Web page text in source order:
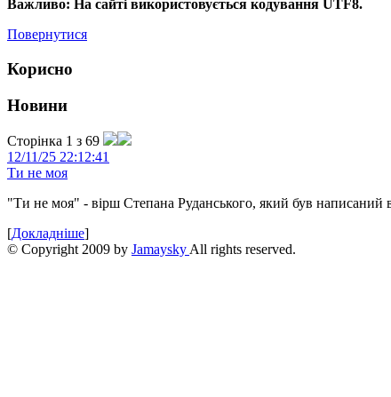
Важливо: На сайті використовується кодування UTF8.
Повернутися
Корисно
Новини
Сторінка 1 з 69
12/11/25 22:12:41
Ти не моя
"Ти не моя" - вірш Степана Руданського, який був написаний
[Докладніше]
© Copyright 2009 by JamayskyAll rights reserved.